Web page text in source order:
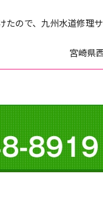
たので、九州水道修理
宮崎県